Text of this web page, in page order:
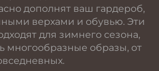
дополнят ваш гардероб,
верхами и обувью. Эти
для зимнего сезона,
многообразные образы, от